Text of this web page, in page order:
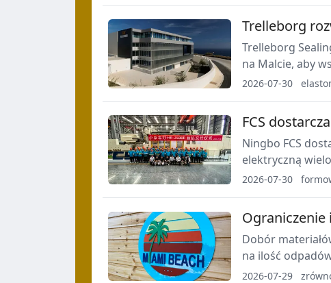
Trelleborg
Trelleborg
na Malcie, aby
zwiększa
2026-07-30
FCS
Ningbo FCS
elektryczną
obrotowym do
2026-07-30
Dobór
na ilość
podłoża
2026-07-29